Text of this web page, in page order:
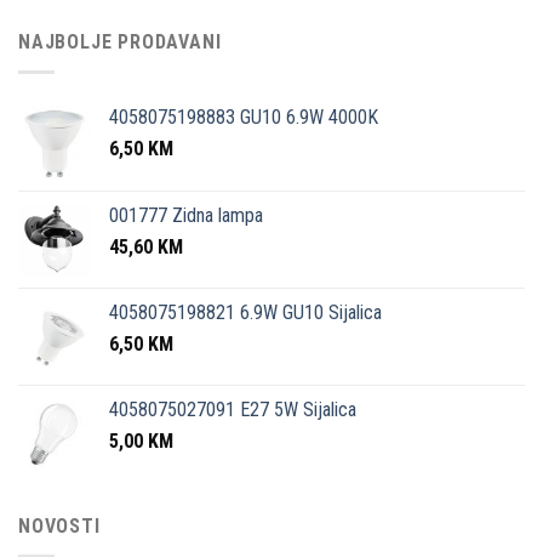
NAJBOLJE PRODAVANI
4058075198883 GU10 6.9W 4000K
6,50 KM
001777 Zidna lampa
45,60 KM
4058075198821 6.9W GU10 Sijalica
6,50 KM
4058075027091 E27 5W Sijalica
5,00 KM
NOVOSTI